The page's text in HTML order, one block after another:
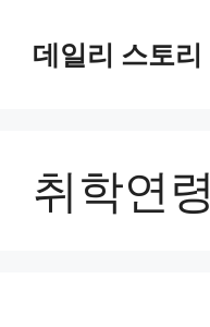
데일리 스토리
취학연령